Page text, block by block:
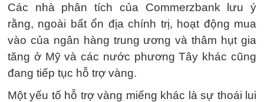
Các nhà phân tích của Commerzbank lưu ý
rằng, ngoài bất ổn địa chính trị, hoạt động mua
vào của ngân hàng trung ương và thâm hụt gia
tăng ở Mỹ và các nước phương Tây khác cũng
đang tiếp tục hỗ trợ vàng.
Một yếu tố hỗ trợ vàng miếng khác là sự thoái lui